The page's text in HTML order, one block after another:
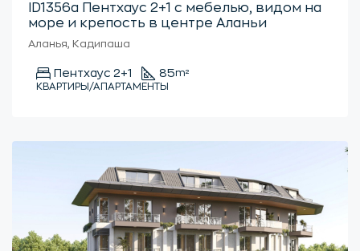
ID1356a Пентхаус 2+1 с мебелью, видом на
море и крепость в центре Аланьи
Аланья, Кадипаша
Пентхаус 2+1 85m²
КВАРТИРЫ/АПАРТАМЕНТЫ